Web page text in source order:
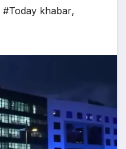
#Today khabar,